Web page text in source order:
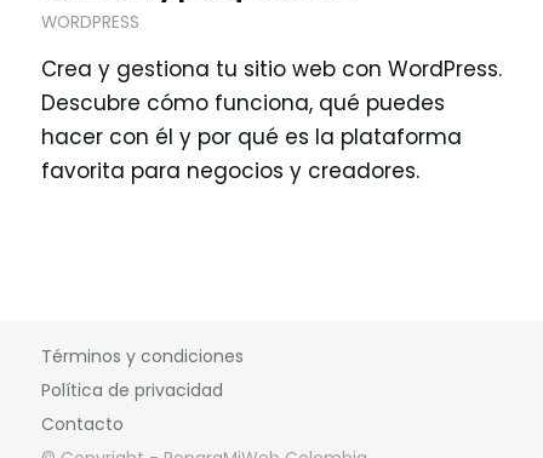
WORDPRESS
Crea y gestiona tu sitio web con WordPress.
Descubre cómo funciona, qué puedes
hacer con él y por qué es la plataforma
favorita para negocios y creadores.
Términos y condiciones
Política de privacidad
Contacto